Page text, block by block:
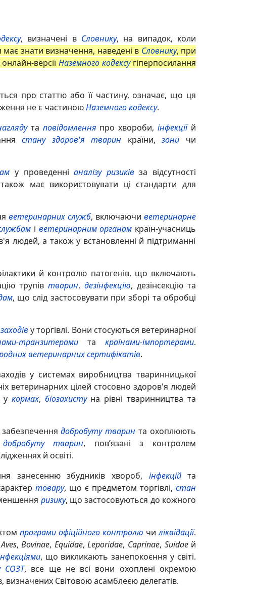
, визначені в Словнику, на випадок, коли
знати визначення, наведені в Словнику, при
версіїНаземного кодексугіперпосилання
про статтю або її частину, означає, що ця
не є частиноюНаземного кодексу.
та повідомлення про хвороби,інфекціїй
стану здоров'я тварин країни,зони чи
у проведенніаналізу ризиківза відсутності
також має використовувати ці стандарти для
ветеринарних служб, включаючиветеринарне
і ветеринарним органам країн-учасниць
людей, а також у встановленні й підтриманні
й контролю патогенів, що включають
трупів тварин, дезінфекцію, дезінсекцію та
, що слід застосовувати при зборі та обробці
у торгівлі. Вони стосуються ветеринарної
транзитерами та країнами-імпортерами.
ветеринарних сертифікатів.
у системах виробництва тваринницької
ветеринарних цілей стосовно здоров'я людей
у кормах, біозахистуна рівні тваринництва та
забезпеченнядобробуту тварин та охоплюють
добробуту тварин, пов’язані з контролем
й освіті.
занесенню збудників хвороб, інфекційта
товару, що є предметом торгівлі, стан
ризику, що застосовуються до кожного
програми офіційного контролю чиліквідації.
Aves,Bovinae, Equidae,Leporidae, Caprinae, Suidaeй
, що викликають занепокоєння у світі.
СОЗТ, все ще не всі вони охоплені окремою
Світовою асамблеєю делегатів.